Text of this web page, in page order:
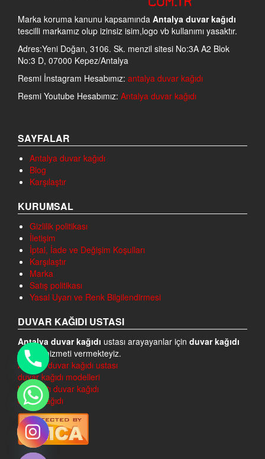
Marka koruma kanunu kapsamında Antalya duvar kağıdı
tescilli markamız olup izinsiz isim,logo vb kullanımı yasaktır.
Adres:Yeni Doğan, 3106. Sk. menzil sitesi No:3A A2 Blok
No:3 D, 07000 Kepez/Antalya
Resmi İnstagram Hesabımız: antalya duvar kağıdı
Resmi Youtube Hesabımız: Antalya duvar kağıdı
SAYFALAR
Antalya duvar kağıdı
Blog
Karşılaştır
KURUMSAL
Gizlilik politikası
İletişim
İptal, İade ve Değişim Koşulları
Karşılaştır
Marka
Satış politikası
Yasal Uyarı ve Renk Bilgilendirmesi
DUVAR KAĞIDI USTASI
Antalya duvar kağıdı ustası arayayanlar için duvar kağıdı
ustası
hizmeti vermekteyiz.
Antalya duvar kağıdı ustası
duvar kağıdı modelleri
konyaaltı duvar kağıdı
duvar kağıdı
Hide
chaty